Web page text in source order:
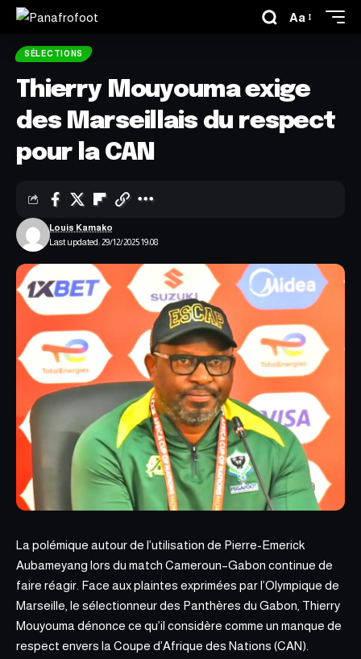
Aa
SÉLECTIONS
Thierry Mouyouma exige
des Marseillais du respect
pour la CAN
Last updated: 29/12/2025 19:08
Louis Kamako
La polémique autour de l’utilisation de Pierre-Emerick
Aubameyang lors du match Cameroun–Gabon continue de
faire réagir. Face aux plaintes exprimées par l’Olympique de
Marseille, le sélectionneur des Panthères du Gabon, Thierry
Mouyouma dénonce ce qu’il considère comme un manque de
respect envers la Coupe d’Afrique des Nations (CAN).